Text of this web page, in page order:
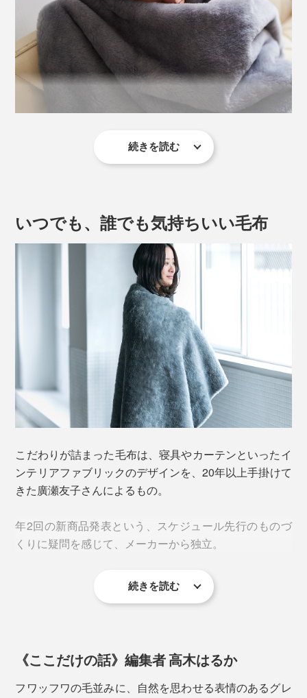
肌に触れる面は、質のよさで知られる、オーストラリア
たっぷり毛足が1.7cmもあるメリノウールが、土台の基
布（ポリエステル100％）に密に編み込まれているか
ら、心地よい仕上がりです。
これは至福の気持ちよさ！
柔らかい毛並みをつくるために、仕上げの毛さばきやポ
昔ながらのウール毛布は、タテ糸とヨコ糸を二重に織っ
てから起毛させる、毛足の短い織り毛布が主流。
密に織る分、暖かさは十分でしたが、重さもありました
続きを読む
いつでも、誰でも気持ちいい毛布
こだわりが詰まった毛布は、寝具やカーテンといったイ
ンテリアファブリックのデザインを、20年以上手掛けて
きた廣瀬友子さんによるもの。
年2回の新商品発表という、スケジュール先行のものづ
くりに疑問を感じて、メーカーから独立。
以来、息の長いものづくりを追求し続け、2019年、現
た。
続きを読む
《ここだけの話》編集者 高木はるか
フワッフワの毛並みに、自然を思わせる表情のあるグレ